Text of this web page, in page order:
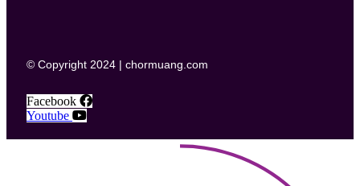
© Copyright 2024 | chormuang.com
Facebook
Youtube